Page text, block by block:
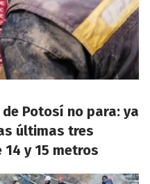
Potosí no para: ya
últimas tres
y 15 metros